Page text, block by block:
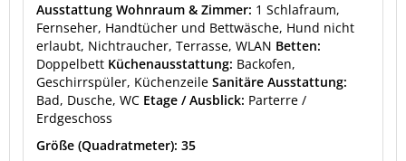
Ausstattung Wohnraum & Zimmer: 1 Schlafraum,
Fernseher, Handtücher und Bettwäsche, Hund nicht
erlaubt, Nichtraucher, Terrasse, WLAN Betten:
Doppelbett Küchenausstattung: Backofen,
Geschirrspüler, Küchenzeile Sanitäre Ausstattung:
Bad, Dusche, WC Etage / Ausblick: Parterre /
Erdgeschoss
Größe (Quadratmeter): 35